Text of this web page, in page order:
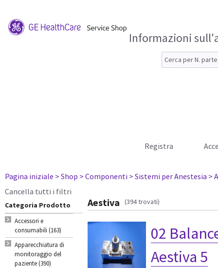
Informazioni
Registra
Pagina iniziale > Shop > Componenti > Sistemi per Anestesia >
Cancella tutti i filtri
Categoria Prodotto
Accessori e
consumabili (163)
Apparecchiatura di
monitoraggio del
paziente (390)
Aestiva (394 trovati)
02
Aestiva 5